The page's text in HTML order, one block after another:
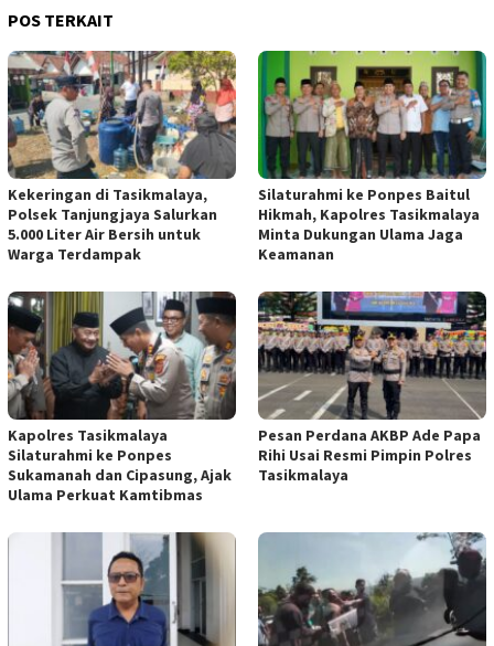
POS TERKAIT
Kekeringan di Tasikmalaya,
Polsek Tanjungjaya Salurkan
5.000 Liter Air Bersih untuk
Warga Terdampak
Silaturahmi ke Ponpes Baitul
Hikmah, Kapolres Tasikmalaya
Minta Dukungan Ulama Jaga
Keamanan
Kapolres Tasikmalaya
Silaturahmi ke Ponpes
Sukamanah dan Cipasung, Ajak
Ulama Perkuat Kamtibmas
Pesan Perdana AKBP Ade Papa
Rihi Usai Resmi Pimpin Polres
Tasikmalaya